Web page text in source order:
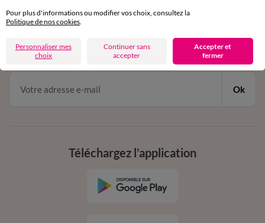
11€ Offerts
dès 20€ d’achat
conditions dans votre email de confirmation
Ok
Téléchargez l’application
Pour plus d'informations ou modifier vos choix, consultez la
Politique de nos cookies
Personnaliser mes
choix
Continuer sans
accepter
Accepter et
fermer